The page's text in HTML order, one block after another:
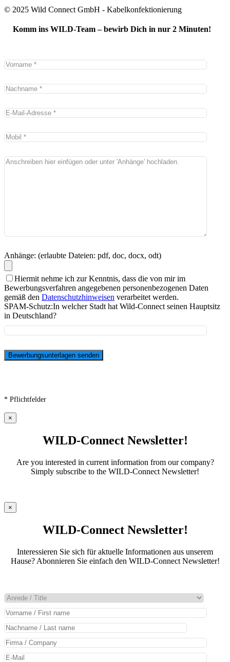
© 2025 Wild Connect GmbH - Kabelkonfektionierung
Komm ins WILD-Team – bewirb Dich in nur 2 Minuten!
Anhänge: (erlaubte Dateien: pdf, doc, docx, odt)
Hiermit nehme ich zur Kenntnis, dass die von mir im
Bewerbungsverfahren angegebenen personenbezogenen Daten
gemäß den Datenschutzhinweisen verarbeitet werden.
SPAM-Schutz:In welcher Stadt hat Wild-Connect seinen Hauptsitz
in Deutschland?
* Pflichtfelder
×
WILD-Connect Newsletter!
Are you interested in current information from our company?
Simply subscribe to the WILD-Connect Newsletter!
×
WILD-Connect Newsletter!
Interessieren Sie sich für aktuelle Informationen aus unserem
Hause? Abonnieren Sie einfach den WILD-Connect Newsletter!